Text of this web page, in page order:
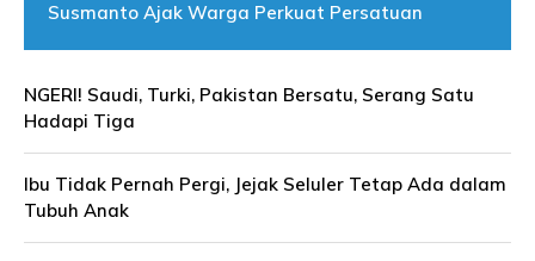
Susmanto Ajak Warga Perkuat Persatuan
NGERI! Saudi, Turki, Pakistan Bersatu, Serang Satu
Hadapi Tiga
Ibu Tidak Pernah Pergi, Jejak Seluler Tetap Ada dalam
Tubuh Anak